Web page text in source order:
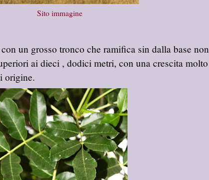
Sito immagine
un grosso tronco che ramifica sin dalla base non
ai dieci , dodici metri, con una crescita molto
origine.